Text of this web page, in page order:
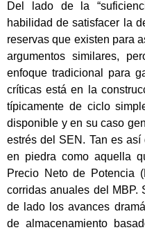
Del lado de la
habilidad de satisfacer la
reservas que existen para
argumentos similares,
enfoque tradicional para
críticas está en la
típicamente de ciclo
disponible y en su caso
estrés del SEN. Tan es
en piedra como aquella
Precio Neto de Potencia
corridas anuales del MBP.
de lado los avances
de almacenamiento